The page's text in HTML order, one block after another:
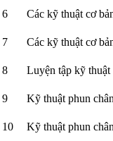
6
Các kỹ thuật cơ
7
Các kỹ thuật cơ
8
Luyện tập kỹ thuật
9
Kỹ thuật phun
10
Kỹ thuật phun